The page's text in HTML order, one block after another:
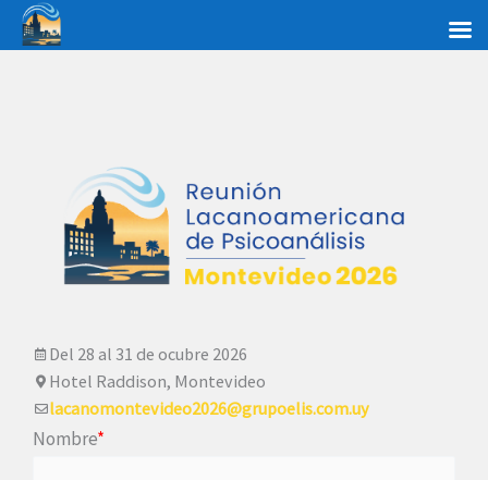
al
Contacto
Del 28 al 31 de ocubre 2026
Hotel Raddison, Montevideo
lacanomontevideo2026@grupoelis.com.uy
Nombre*